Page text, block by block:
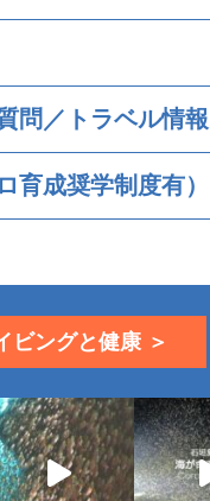
問／トラベル情報
育成奨学制度有）
ビングと健康 ＞